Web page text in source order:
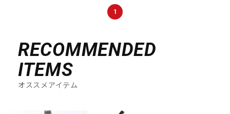
1
RECOMMENDED
ITEMS
オススメアイテム